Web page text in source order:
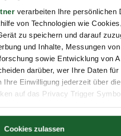
verarbeiten Ihre persönlichen
von Technologien wie
zu speichern und darauf
und Inhalte, Messungen
sowie Entwicklung von
darüber, wer Ihre Daten für
Ihre Einwilligung jederzeit über
auf das Privacy Trigger
wir auch gerne:
Cookies zulassen
PDF